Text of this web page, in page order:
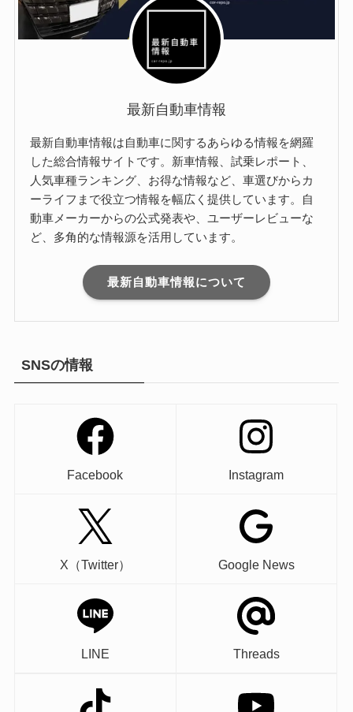
最新自動車情報
最新自動車情報は自動車に関するあらゆる情報を網羅
した総合情報サイトです。新車情報、試乗レポート、
人気車種ランキング、お得な情報など、車選びからカ
ーライフまで役立つ情報を幅広く提供しています。自
動車メーカーからの公式発表や、ユーザーレビューな
ど、多角的な情報源を活用しています。
最新自動車情報について
SNSの情報
Facebook Instagram
X（Twitter） Google News
LINE Threads